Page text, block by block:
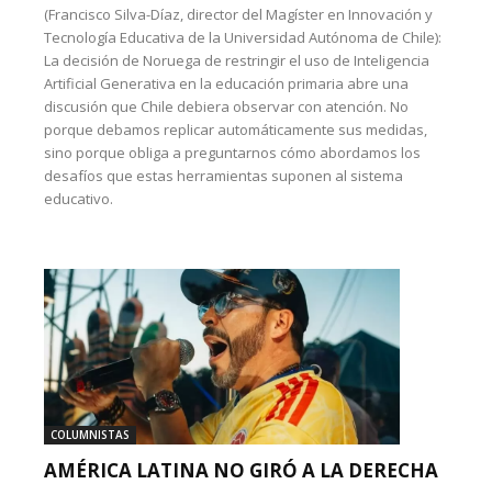
(Francisco Silva-Díaz, director del Magíster en Innovación y
Tecnología Educativa de la Universidad Autónoma de Chile):
La decisión de Noruega de restringir el uso de Inteligencia
Artificial Generativa en la educación primaria abre una
discusión que Chile debiera observar con atención. No
porque debamos replicar automáticamente sus medidas,
sino porque obliga a preguntarnos cómo abordamos los
desafíos que estas herramientas suponen al sistema
educativo.
COLUMNISTAS
AMÉRICA LATINA NO GIRÓ A LA DERECHA